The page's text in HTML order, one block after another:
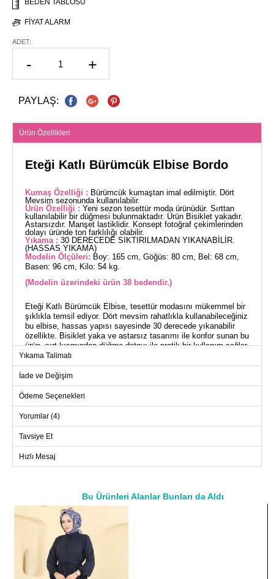
BEDEN TABLOSU
FIYAT ALARM
ADET:
- +
PAYLAŞ:
Ürün Özellikleri
Eteği Katlı Bürümcük Elbise Bordo
Kumaş Özelliği : Bürümcük kumaştan imal edilmiştir. Dört
Mevsim sezonunda kullanılabilir.
Ürün Özelliği : Yeni sezon tesettür moda ürünüdür. Sırttan
kullanılabilir bir düğmesi bulunmaktadır. Ürün Bisiklet yakadır.
Astarsızdır. Manşet lastiklidir. Konsept fotoğraf çekimlerinden
dolayı üründe ton farklılığı olabilir.
Yıkama : 30 DERECEDE SIKTIRILMADAN YIKANABİLİR.
(HASSAS YIKAMA)
Modelin Ölçüleri: Boy: 165 cm, Göğüs: 80 cm, Bel: 68 cm,
Basen: 96 cm, Kilo: 54 kg.
(Modelin üzerindeki ürün 38 bedendir.)
Eteği Katlı Bürümcük Elbise, tesettür modasını mükemmel bir
şıklıkla temsil ediyor. Dört mevsim rahatlıkla kullanabileceğiniz
bu elbise, hassas yapısı sayesinde 30 derecede yıkanabilir
özellikte. Bisiklet yaka ve astarsız tasarımı ile konfor sunan bu
ürün, sırt kısmından düğme detayı ile pratik bir kullanım sağlar.
Manşetleri lastikli olan bu model, günlük kullanımdan özel
günlerinize kadar her ortamda elegan bir duruş sergilemenizi
sağlayacak.
ELBİSE BEDEN ÖLÇÜLERİ
(CM)
Beden
42
102
141
108
141
48
50
52
Yıkama Talimatı
İade ve Değişim
Ödeme Seçenekleri
Yorumlar (4)
Tavsiye Et
Hızlı Mesaj
Bu Ürünleri Alanlar Bunları da Aldı
a>